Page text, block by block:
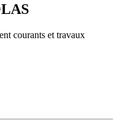
courants et travaux